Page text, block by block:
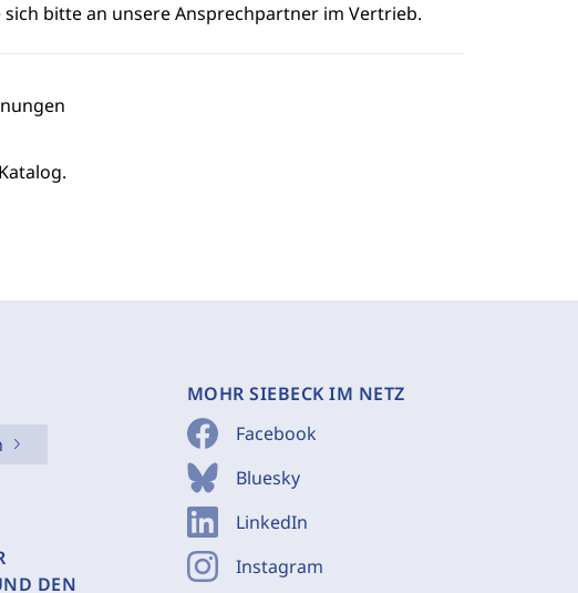
bitte an unsere Ansprechpartner im Vertrieb.
DEN
MOHR SIEBECK IM NETZ
Facebook
Bluesky
LinkedIn
Instagram